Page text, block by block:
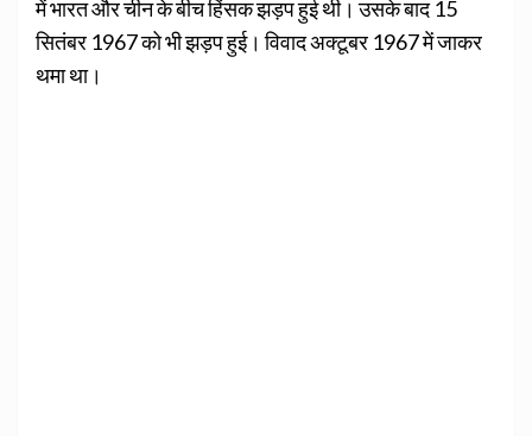
में भारत और चीन के बीच हिंसक झड़प हुई थी। उसके बाद 15
सितंबर 1967 को भी झड़प हुई। विवाद अक्टूबर 1967 में जाकर
थमा था।